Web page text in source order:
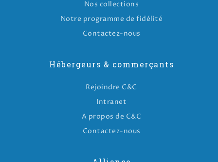
Nos collections
Notre programme de fidélité
Contactez-nous
Hébergeurs & commerçants
Rejoindre C&C
Intranet
A propos de C&C
Contactez-nous